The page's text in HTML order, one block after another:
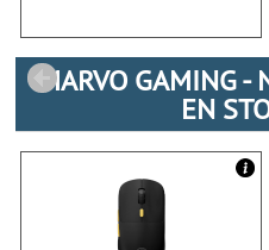
MARVO GAMING -
EN